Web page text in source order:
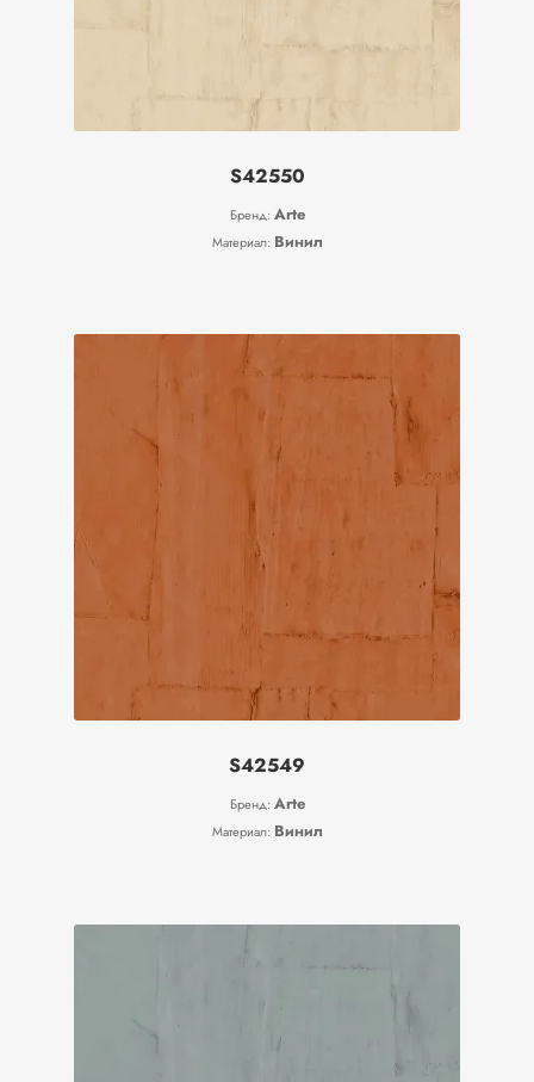
S42550
Бренд: Arte
Материал: Винил
S42549
Бренд: Arte
Материал: Винил